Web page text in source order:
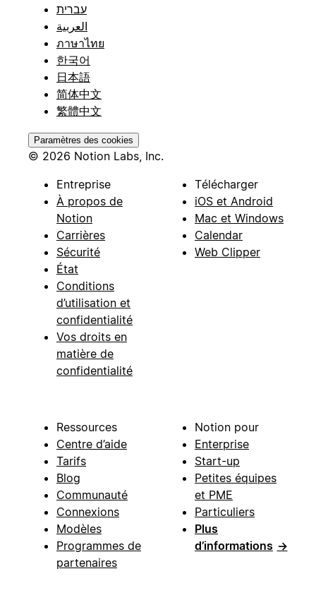
עברית
العربية
ภาษาไทย
한국어
日本語
简体中文
繁體中文
Paramètres des cookies
© 2026 Notion Labs, Inc.
Entreprise
À propos de
Notion
Carrières
Sécurité
État
Conditions
d’utilisation et
confidentialité
Vos droits en
matière de
confidentialité
Télécharger
iOS et Android
Mac et Windows
Calendar
Web Clipper
Ressources
Centre d’aide
Tarifs
Blog
Communauté
Connexions
Modèles
Programmes de
partenaires
Notion pour
Enterprise
Start-up
Petites équipes
et PME
Particuliers
Plus
d’informations →